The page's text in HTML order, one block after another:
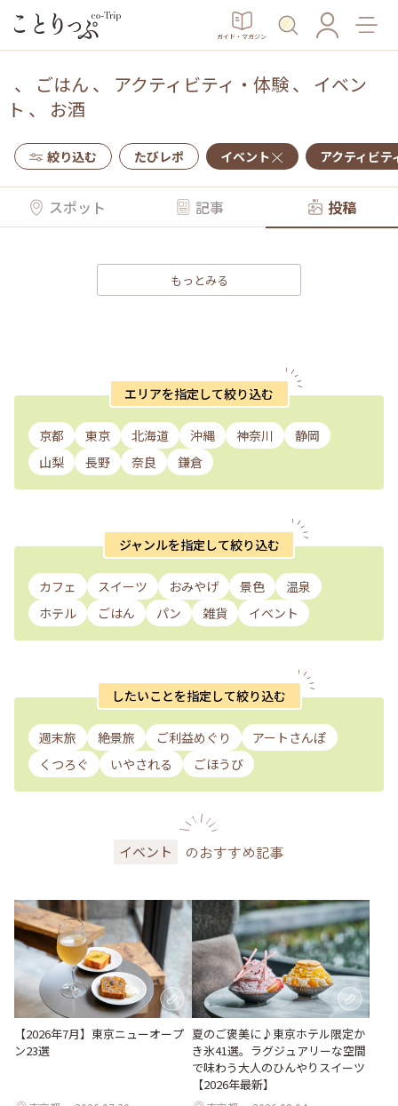
ガイド・マガジン
、 ごはん 、 アクティビティ・体験、 イベン
ト 、 お酒
絞り込む たびレポ イベント アクティビテ
スポット 記事 投稿
もっとみる
エリアを指定して絞り込む
京都 東京 北海道 沖縄 神奈川
静岡
山梨
長野 奈良 鎌倉
ジャンルを指定して絞り込む
カフェ スイーツ おみやげ 景色
温泉
ホテル
ごはん パン 雑貨 イベント
したいことを指定して絞り込む
週末旅 絶景旅 ご利益めぐり
アートさんぽ
くつろぐ
いやされる ごほうび
イベント のおすすめ記事
【2026年7月】東京ニューオープ
ン23選
夏のご褒美に♪東京ホテル限定か
き氷41選。ラグジュアリーな空間
で味わう大人のひんやりスイーツ
【2026年最新】